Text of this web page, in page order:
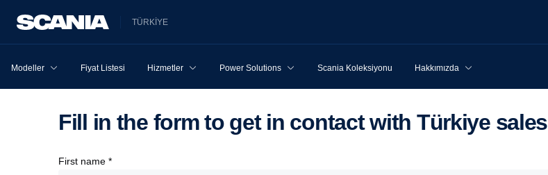
TÜRKİYE
Modeller Fiyat Listesi Hizmetler Power Solutions Scania Koleksiyonu Hakkımızda
Fill in the form to get in contact with Türkiye sales
First name *